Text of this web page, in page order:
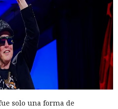
solo una forma de